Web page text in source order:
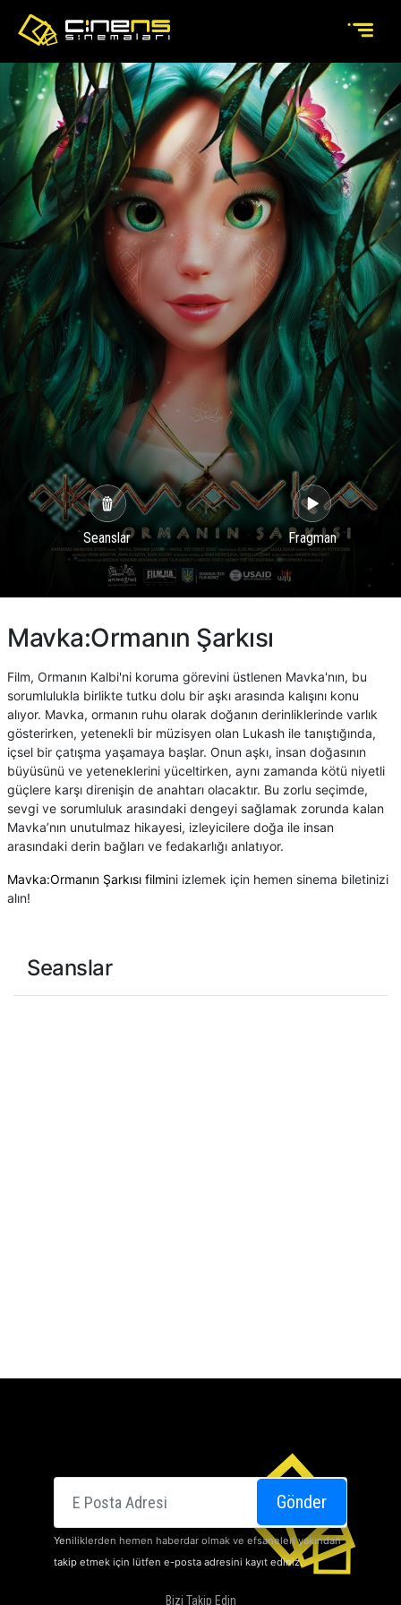
Seanslar Fragman
Mavka:Ormanın Şarkısı
Film, Ormanın Kalbi'ni koruma görevini üstlenen Mavka'nın, bu
sorumlulukla birlikte tutku dolu bir aşkı arasında kalışını konu
alıyor. Mavka, ormanın ruhu olarak doğanın derinliklerinde varlık
gösterirken, yetenekli bir müzisyen olan Lukash ile tanıştığında,
içsel bir çatışma yaşamaya başlar. Onun aşkı, insan doğasının
büyüsünü ve yeteneklerini yüceltirken, aynı zamanda kötü niyetli
güçlere karşı direnişin de anahtarı olacaktır. Bu zorlu seçimde,
sevgi ve sorumluluk arasındaki dengeyi sağlamak zorunda kalan
Mavka’nın unutulmaz hikayesi, izleyicilere doğa ile insan
arasındaki derin bağları ve fedakarlığı anlatıyor.
Mavka:Ormanın Şarkısı filmini izlemek için hemen sinema biletinizi
alın!
Seanslar
Gönder
Yeniliklerden hemen haberdar olmak ve efsaneleri yakından
takip etmek için lütfen e-posta adresini kayıt ediniz.
Bizi Takip Edin